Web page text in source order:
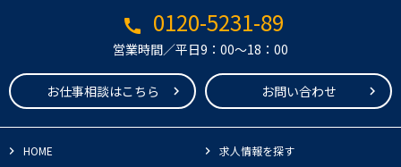
call 0120-5231-89
営業時間／平日9：00～18：00
お仕事相談はこちら お問い合わせ
HOME
求人情報を探す